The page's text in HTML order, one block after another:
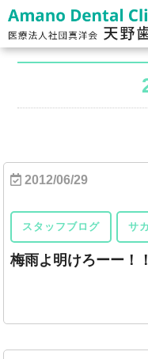
2012/06/29
スタッフブログ サ
梅雨よ明けろーー！！